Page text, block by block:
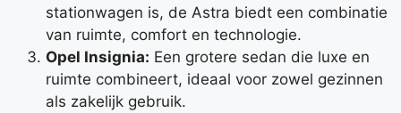
stationwagen is, de Astra biedt een combinatie
van ruimte, comfort en technologie.
Opel Insignia: Een grotere sedan die luxe en
ruimte combineert, ideaal voor zowel gezinnen
als zakelijk gebruik.